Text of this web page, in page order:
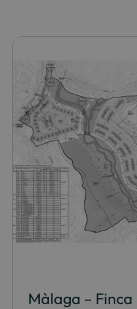
Màlaga – Finca